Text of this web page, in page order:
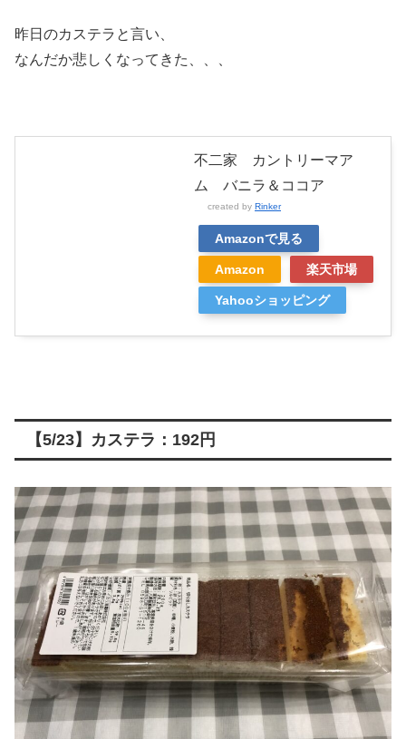
昨日のカステラと言い、
なんだか悲しくなってきた、、、
不二家 カントリーマア
ム バニラ＆ココア
created by Rinker
Amazonで見る
Amazon 楽天市場
Yahooショッピング
【5/23】カステラ：192円